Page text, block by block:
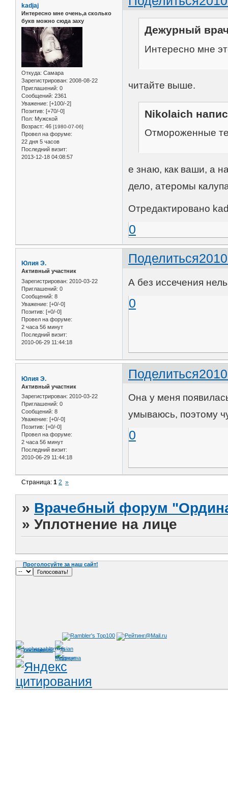
kadjaj
Интересно мне очень,а сколько
букв можно сюда заху
Откуда: Самара
Зарегистрирован: 2008-08-22
Приглашений: 0
Сообщений: 2361
Уважение: [+100/-2]
Позитив: [+70/-0]
Пол: Мужской
Возраст: 46 [1980-07-06]
Провел на форуме:
22 дня 5 часов
Последний визит:
2013-12-18 04:08:57
Дежурный
Интересно мне
читайте выше.
Nikolaich
Отмороженные
е знаю, как ваши, а
дело, атеромы
Отредактировано
0
Поделиться
Юлия Э.
Активный участник
Зарегистрирован: 2010-03-22
Приглашений: 0
Сообщений: 8
Уважение: [+0/-0]
Позитив: [+0/-0]
Провел на форуме:
2 часа 56 минут
Последний визит:
2010-06-29 11:44:18
А без иссечения
0
Поделиться
Юлия Э.
Активный участник
Зарегистрирован: 2010-03-22
Приглашений: 0
Сообщений: 8
Уважение: [+0/-0]
Позитив: [+0/-0]
Провел на форуме:
2 часа 56 минут
Последний визит:
2010-06-29 11:44:18
Она у меня
умываюсь, поэтому
0
Страница:1 2 »
» Врачебный форум
»Уплотнение на лице
Проголосуйте за наш сайт!